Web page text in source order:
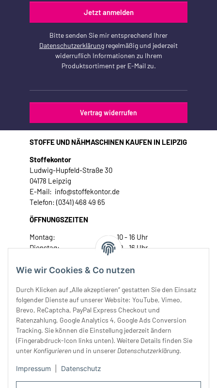
Wie wir Cookies & Co nutzen
Durch Klicken auf „Alle akzeptieren“ gestatten Sie den Einsatz
folgender Dienste auf unserer Website: YouTube, Vimeo,
Brevo, ReCaptcha, PayPal Express Checkout und
Ratenzahlung, Google Analytics 4, Google Ads Conversion
Tracking. Sie können die Einstellung jederzeit ändern
(Fingerabdruck-Icon links unten). Weitere Details finden Sie
unter Konfigurieren und in unserer Datenschutzerklärung.
Impressum Datenschutz
Jetzt anmelden
Bitte senden Sie mir entsprechend Ihrer
Datenschutzerklärung regelmäßig und jederzeit
widerruflich Informationen zu Ihrem
Produktsortiment per E-Mail zu.
Vertrag widerrufen
STOFFE UND NÄHMASCHINEN KAUFEN IN LEIPZIG
Stoffekontor
Ludwig-Hupfeld-Straße 30
04178 Leipzig
E-Mail: info@stoffekontor.de
Telefon: (0341) 468 49 65
ÖFFNUNGSZEITEN
Montag:
10 - 16 Uhr
Dienstag:
10 - 16 Uhr
Donnerstag:
10 - 18 Uhr
Samstag:
10 - 14 Uhr
Unser Service
Rechtliches